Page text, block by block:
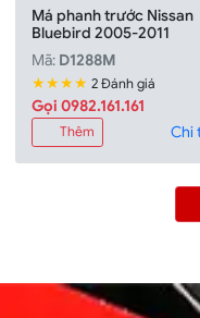
Má phanh trước Nissan
Bluebird 2005-2011
Mã: D1288M
★★★★ 2 Đánh giá
Gọi 0982.161.161
Thêm Chi